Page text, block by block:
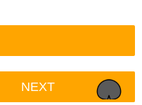
NEXT